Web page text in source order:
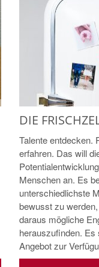
DIE
Talente entdecken.
erfahren. Das will
Menschen an. Es
unterschiedlichste
bewusst zu
daraus mögliche
herauszufinden. Es
Angebot zur